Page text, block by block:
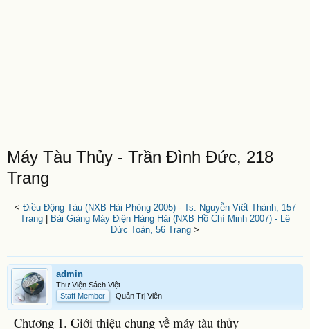
Máy Tàu Thủy - Trần Đình Đức, 218
Trang
< Điều Động Tàu (NXB Hải Phòng 2005) - Ts. Nguyễn Viết Thành, 157
Trang
Bài Giảng Máy Điện Hàng Hải (NXB Hồ Chí Minh 2007) - Lê
Đức Toàn, 56 Trang >
admin
Thư Viện Sách Việt
Staff Member
Quản Trị Viên
Chương 1. Giới thiệu chung về máy tàu thủy